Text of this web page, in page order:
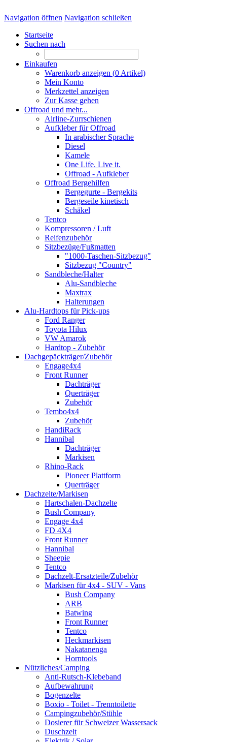
Navigation öffnen Navigation schließen
Startseite
Suchen nach
Einkaufen
Warenkorb anzeigen (0 Artikel)
Mein Konto
Merkzettel anzeigen
Zur Kasse gehen
Offroad und mehr...
Airline-Zurrschienen
Aufkleber für Offroad
In arabischer Sprache
Diesel
Kamele
One Life. Live it.
Offroad - Aufkleber
Offroad Bergehilfen
Bergegurte - Bergekits
Bergeseile kinetisch
Schäkel
Tentco
Kompressoren / Luft
Reifenzubehör
Sitzbezüge/Fußmatten
"1000-Taschen-Sitzbezug"
Sitzbezug "Country"
Sandbleche/Halter
Alu-Sandbleche
Maxtrax
Halterungen
Alu-Hardtops für Pick-ups
Ford Ranger
Toyota Hilux
VW Amarok
Hardtop - Zubehör
Dachgepäckträger/Zubehör
Engage4x4
Front Runner
Dachträger
Querträger
Zubehör
Tembo4x4
Zubehör
HandiRack
Hannibal
Dachträger
Markisen
Rhino-Rack
Pioneer Plattform
Querträger
Dachzelte/Markisen
Hartschalen-Dachzelte
Bush Company
Engage 4x4
FD 4X4
Front Runner
Hannibal
Sheepie
Tentco
Dachzelt-Ersatzteile/Zubehör
Markisen für 4x4 - SUV - Vans
Bush Company
ARB
Batwing
Front Runner
Tentco
Heckmarkisen
Nakatanenga
Horntools
Nützliches/Camping
Anti-Rutsch-Klebeband
Aufbewahrung
Bogenzelte
Boxio - Toilet - Trenntoilette
Campingzubehör/Stühle
Dosierer für Schweizer Wassersack
Duschzelt